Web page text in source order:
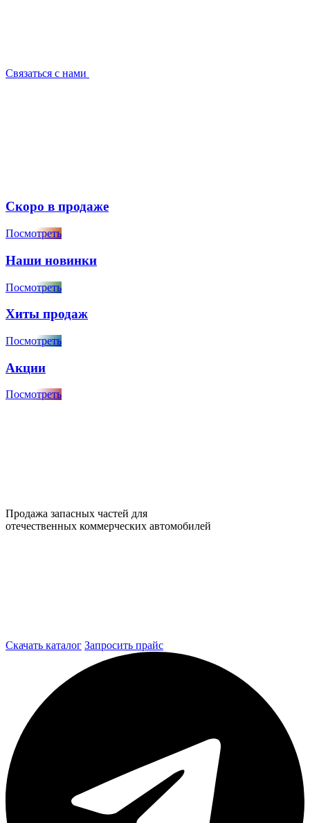
Связаться с нами
Скоро в продаже
Посмотреть
Наши новинки
Посмотреть
Хиты продаж
Посмотреть
Акции
Посмотреть
Продажа запасных частей для
отечественных коммерческих автомобилей
Скачать каталог Запросить прайс